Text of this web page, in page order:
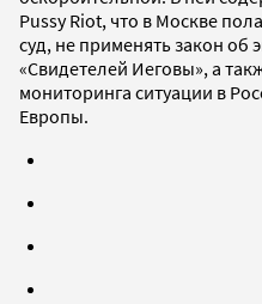
Pussy Riot, что в Москве
суд, не применять закон об
«Свидетелей Иеговы», а
мониторинга ситуации в
Европы.